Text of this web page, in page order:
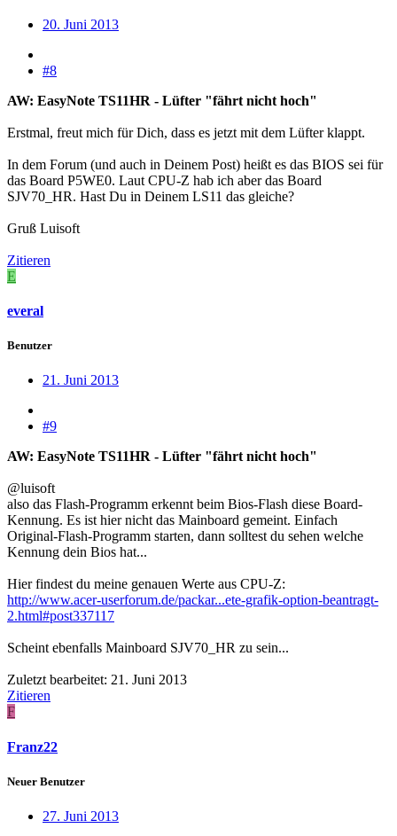
20. Juni 2013
#8
AW: EasyNote TS11HR - Lüfter "fährt nicht hoch"
Erstmal, freut mich für Dich, dass es jetzt mit dem Lüfter klappt.
In dem Forum (und auch in Deinem Post) heißt es das BIOS sei für
das Board P5WE0. Laut CPU-Z hab ich aber das Board
SJV70_HR. Hast Du in Deinem LS11 das gleiche?
Gruß Luisoft
Zitieren
E
everal
Benutzer
21. Juni 2013
#9
AW: EasyNote TS11HR - Lüfter "fährt nicht hoch"
@luisoft
also das Flash-Programm erkennt beim Bios-Flash diese Board-
Kennung. Es ist hier nicht das Mainboard gemeint. Einfach
Original-Flash-Programm starten, dann solltest du sehen welche
Kennung dein Bios hat...
Hier findest du meine genauen Werte aus CPU-Z:
http://www.acer-userforum.de/packar...ete-grafik-option-beantragt-
2.html#post337117
Scheint ebenfalls Mainboard SJV70_HR zu sein...
Zuletzt bearbeitet: 21. Juni 2013
Zitieren
F
Franz22
Neuer Benutzer
27. Juni 2013